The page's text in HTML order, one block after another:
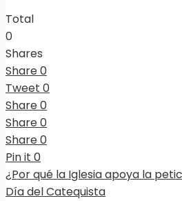
Total
0
Shares
Share0
Tweet 0
Share0
Share0
Share0
Pin it 0
¿Por qué la Iglesia apoya la
Día del Catequista